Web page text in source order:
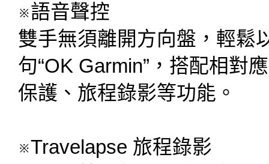
※語音聲控
雙手無須離開方向盤，輕鬆
句“OK Garmin”，搭配相對
保護、旅程錄影等功能。
※Travelapse 旅程錄影